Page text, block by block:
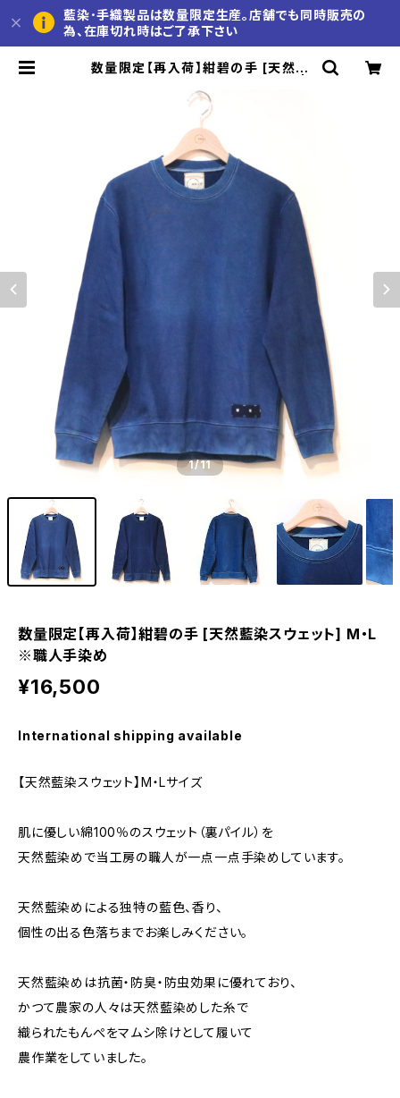
藍染･手織製品は数量限定生産。店舗でも同時販売の
為、在庫切れ時はご了承下さい
数量限定【再入荷】紺碧の手 [天然藍
久留米かすり 池田絣工房 公式通販サ
イト
1/11
数量限定【再入荷】紺碧の手 [天然藍染スウェット] M・L
※職人手染め
¥16,500
International shipping available
【天然藍染スウェット】M・Lサイズ
肌に優しい綿100％のスウェット（裏パイル）を
天然藍染めで当工房の職人が一点一点手染めしています。
天然藍染めによる独特の藍色、香り、
個性の出る色落ちまでお楽しみください。
天然藍染めは抗菌・防臭・防虫効果に優れており、
かつて農家の人々は天然藍染めした糸で
織られたもんぺをマムシ除けとして履いて
農作業をしていました。